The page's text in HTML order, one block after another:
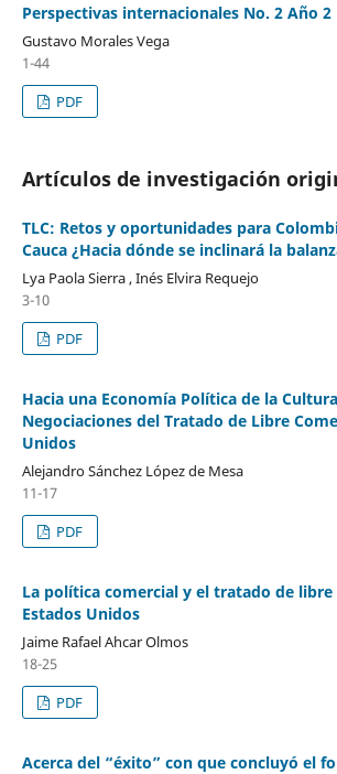
Perspectivas internacionales No. 2 Año 2
Gustavo Morales Vega
1-44
PDF
Artículos de investigación
TLC: Retos y oportunidades para
Cauca ¿Hacia dónde se inclinará la
Lya Paola Sierra , Inés Elvira Requejo
3-10
PDF
Hacia una Economía Política de la
Negociaciones del Tratado de Libre
Unidos
Alejandro Sánchez López de Mesa
11-17
PDF
La política comercial y el tratado de
Estados Unidos
Jaime Rafael Ahcar Olmos
18-25
PDF
Acerca del “éxito” con que concluyó el